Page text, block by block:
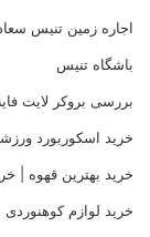
اجاره زمین تنیس
باشگاه تنیس
بررسی بروکر لایت
خرید اسکوربورد
خرید بهترین قهوه |
خرید لوازم کوهنوردی